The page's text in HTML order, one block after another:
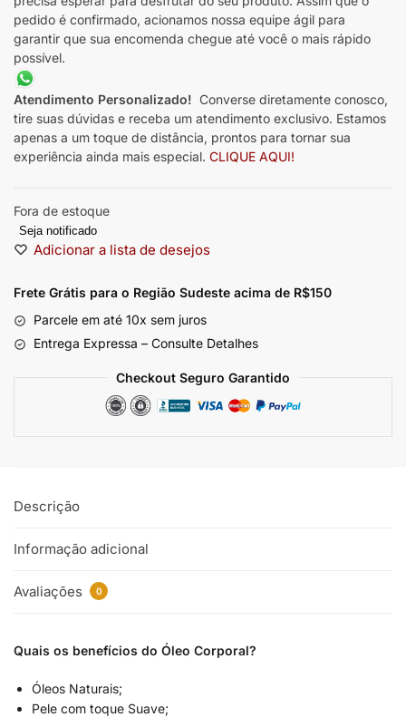
pedido é confirmado, acionamos nossa equipe ágil para
garantir que sua encomenda chegue até você o mais rápido
possível.
Atendimento Personalizado! Converse diretamente conosco,
tire suas dúvidas e receba um atendimento exclusivo. Estamos
apenas a um toque de distância, prontos para tornar sua
experiência ainda mais especial. CLIQUE AQUI!
Fora de estoque
Seja notificado
Adicionar a lista de desejos
Frete Grátis para o Região Sudeste acima de R$150
Parcele em até 10x sem juros
Entrega Expressa – Consulte Detalhes
Checkout Seguro Garantido
Descrição
Informação adicional
Avaliações 0
Quais os benefícios do Óleo Corporal?
Óleos Naturais;
Pele com toque Suave;